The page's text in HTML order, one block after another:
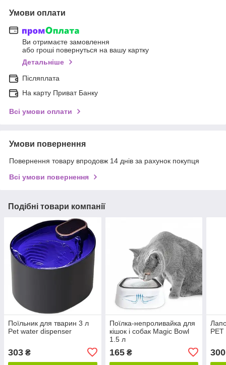
Умови оплати
Ви отримаєте замовлення
або гроші повернуться на вашу картку
Детальніше
Післяплата
На карту Приват Банку
Всі умови оплати
Умови повернення
Повернення товару впродовж 14 днів за рахунок покупця
Всі умови повернення
Подібні товари компанії
Поїльник для тварин 3 л
Pet water dispenser
303 ₴
Поїлка-непроливайка для
кішок і собак Magic Bowl
1.5 л
165₴ 300